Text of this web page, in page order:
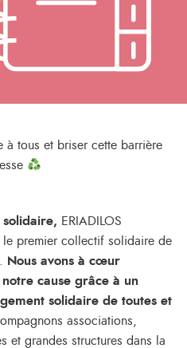
à tous et briser cette barrière
solidaire, ERIADILOS
le premier collectif solidaire de
Nous avons à cœur
cause grâce à un
solidaire de toutes et
associations,
et grandes structures dans la